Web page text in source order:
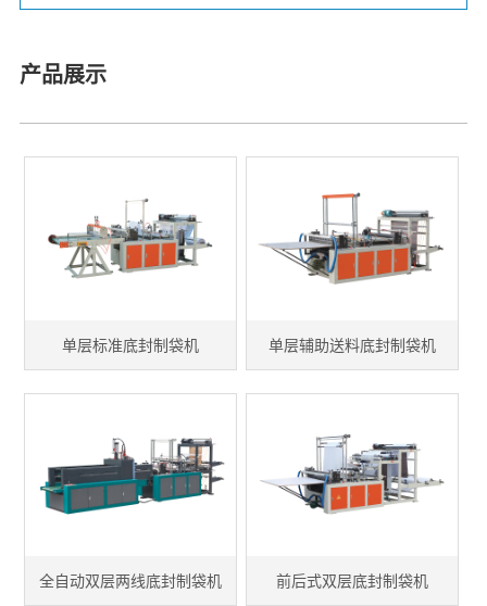
产品展示
单层标准底封制袋机 单层辅助送料底封制袋机
全自动双层两线底封制袋机 前后式双层底封制袋机